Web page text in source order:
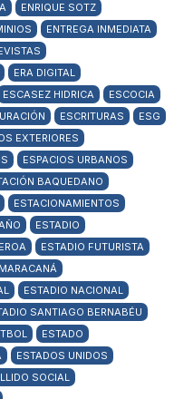
ENRIQUE SOTZ
ENTREGA INMEDIATA
ERA DIGITAL
ESCASEZ HIDRICA
ESCOCIA
ESCRITURAS
ESG
EXTERIORES
ESPACIOS URBANOS
BAQUEDANO
ESTACIONAMIENTOS
ESTADIO
ESTADIO FUTURISTA
ESTADIO NACIONAL
SANTIAGO BERNABÉU
ESTADO
ESTADOS UNIDOS
SOCIAL